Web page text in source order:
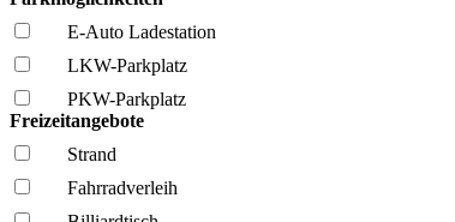
E-Auto Ladestation
LKW-Parkplatz
PKW-Parkplatz
Freizeitangebote
Strand
Fahrrad­verleih